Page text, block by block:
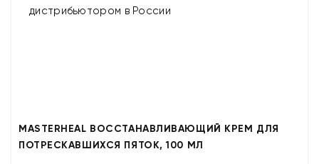
MASTERHEAL ВОССТАНАВЛИВАЮЩИЙ КРЕМ ДЛЯ
ПОТРЕСКАВШИХСЯ ПЯТОК, 100 МЛ